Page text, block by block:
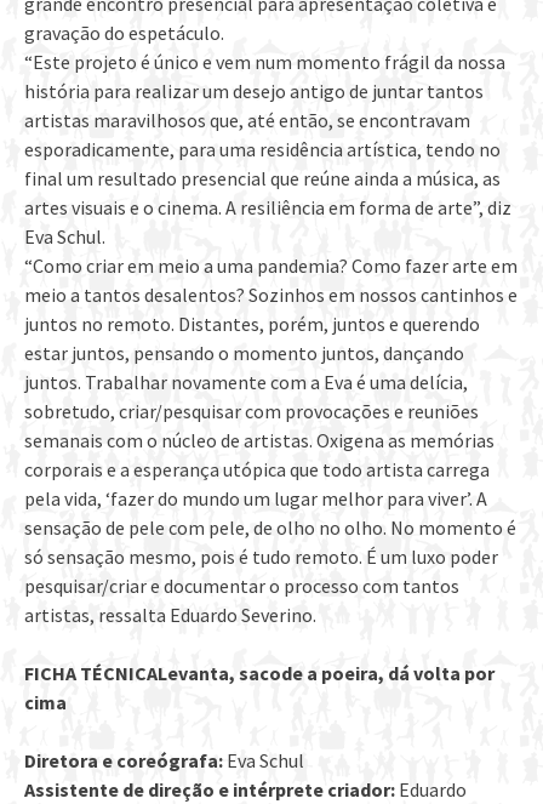
gravação do espetáculo.
“Este projeto é único e vem num momento frágil da nossa
história para realizar um desejo antigo de juntar tantos
artistas maravilhosos que, até então, se encontravam
esporadicamente, para uma residência artística, tendo no
final um resultado presencial que reúne ainda a música, as
artes visuais e o cinema. A resiliência em forma de arte”, diz
Eva Schul.
“Como criar em meio a uma pandemia? Como fazer arte em
meio a tantos desalentos? Sozinhos em nossos cantinhos e
juntos no remoto. Distantes, porém, juntos e querendo
estar juntos, pensando o momento juntos, dançando
juntos. Trabalhar novamente com a Eva é uma delícia,
sobretudo, criar/pesquisar com provocações e reuniões
semanais com o núcleo de artistas. Oxigena as memórias
corporais e a esperança utópica que todo artista carrega
pela vida, ‘fazer do mundo um lugar melhor para viver’. A
sensação de pele com pele, de olho no olho. No momento é
só sensação mesmo, pois é tudo remoto. É um luxo poder
pesquisar/criar e documentar o processo com tantos
artistas, ressalta Eduardo Severino.
FICHA TÉCNICALevanta, sacode a poeira, dá volta por
cima
Diretora e coreógrafa: Eva Schul
Assistente de direção e intérprete criador: Eduardo